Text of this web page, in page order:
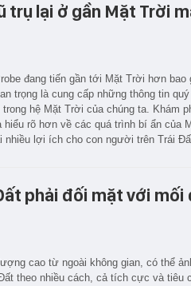
trụ lại ở gần Mặt Trời
đang tiến gần tới Mặt Trời hơn bao
trọng là cung cấp những thông tin
hệ Mặt Trời của chúng ta. Khám
hiểu rõ hơn về các quá trình bí ẩn của
nhiều lợi ích cho con người trên Trái
phải đối mặt với mối
cao từ ngoài không gian, có thể
theo nhiều cách, cả tích cực và tiêu